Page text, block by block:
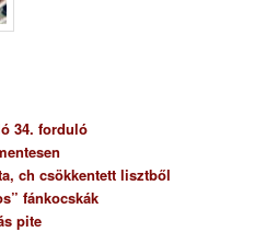
34. forduló
ch csökkentett lisztből
fánkocskák
pite